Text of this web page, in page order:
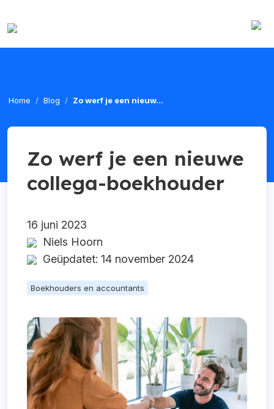
Home Blog Zo werf je een nieuw...
Zo werf je een nieuwe
collega-boekhouder
16 juni 2023
Niels Hoorn
Geüpdatet: 14 november 2024
Boekhouders en accountants